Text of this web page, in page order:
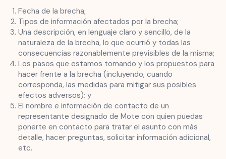
Fecha de la brecha;
Tipos de información afectados por la brecha;
Una descripción, en lenguaje claro y sencillo, de la
naturaleza de la brecha, lo que ocurrió y todas las
consecuencias razonablemente previsibles de la misma;
Los pasos que estamos tomando y los propuestos para
hacer frente a la brecha (incluyendo, cuando
corresponda, las medidas para mitigar sus posibles
efectos adversos); y
El nombre e información de contacto de un
representante designado de Mote con quien puedas
ponerte en contacto para tratar el asunto con más
detalle, hacer preguntas, solicitar información adicional,
etc.